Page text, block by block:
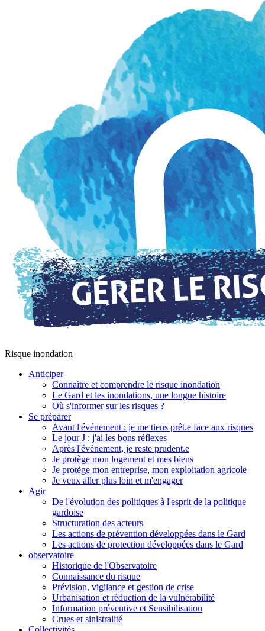
Risque inondation
Anticiper
Connaître et comprendre le risque inondation
Le Gard et les inondations, une longue histoire
Où s'informer sur les risques ?
Se préparer
Avant l'événement : je me tiens prêt.e face aux risques
Le jour J : j'ai les bons réflexes
Après l'événement, je reste prudent.e
Je protège mon logement et mes biens
Je protège mon entreprise, mon exploitation agricole
Je veux aller plus loin et m'engager
Agir
De l'évolution des politiques à l'esprit de la politique
gardoise
Structuration des acteurs
Les actions de prévention développées dans le Gard
Les actions de protection développées dans le Gard
observatoire
Historique de l'Observatoire
Connaissance du risque
Prévision, vigilance et gestion de crise
Urbanisation et réduction de la vulnérabilité
Information préventive et Sensibilisation
Crues et sinistralité